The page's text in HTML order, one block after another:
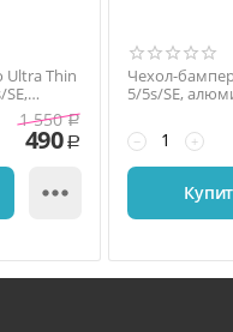
Ultra Thin
1 550 Р
490 Р

Чехол-
5/5s/SE,
+
−